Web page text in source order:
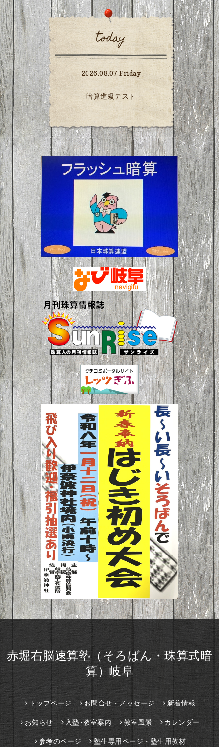
today
2026.08.07 Friday
暗算進級テスト
赤堀右脳速算塾（そろばん・珠算式暗
算）岐阜
トップページ お問合せ・メッセージ 新着情報
お知らせ 入塾･教室案内 教室風景 カレンダー
参考のページ 塾生専用ページ・塾生用教材